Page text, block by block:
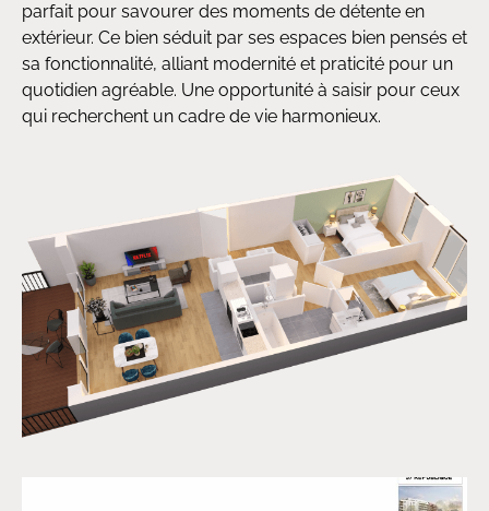
parfait pour savourer des moments de détente en
extérieur. Ce bien séduit par ses espaces bien pensés et
sa fonctionnalité, alliant modernité et praticité pour un
quotidien agréable. Une opportunité à saisir pour ceux
qui recherchent un cadre de vie harmonieux.